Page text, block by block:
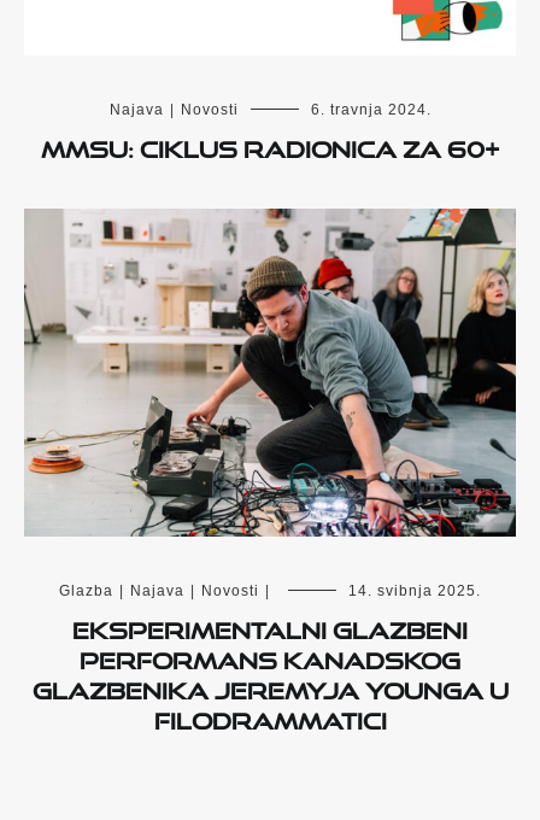
Najava Novosti 6. travnja 2024.
MMSU: Ciklus radionica za 60+
Glazba Najava Novosti 14. svibnja 2025.
Eksperimentalni glazbeni
performans kanadskog
glazbenika Jeremyja Younga u
Filodrammatici